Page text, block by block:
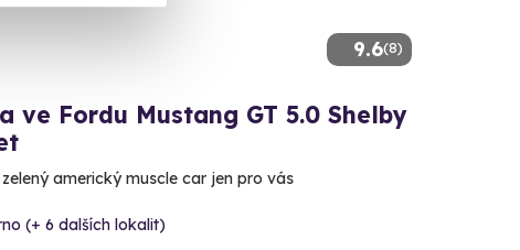
9.6(8)
ve Fordu Mustang GT 5.0 Shelby
americký muscle car jen pro vás
(+ 6 dalších lokalit)